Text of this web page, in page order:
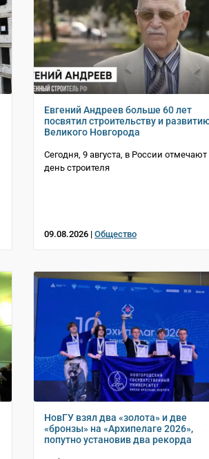
Евгений Андреев больше 60 лет
посвятил строительству и
Великого Новгорода
Сегодня, 9 августа, в России отмечают
день строителя
09.08.2026 | Общество
НовГУ взял два «золота» и две
«бронзы» на «Архипелаге 2026»,
попутно установив два рекорда